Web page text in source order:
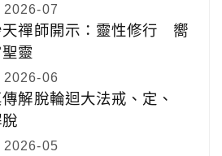
2026-07
天禪師開示：靈性修行 嚮
靈
2026-06
解脫輪迴大法戒、定、
2026-05